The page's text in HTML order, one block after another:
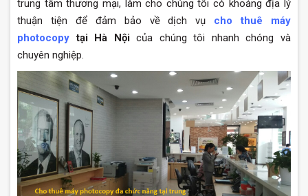
trung tâm thương mại, làm cho chúng tôi có khoảng địa lý
thuận tiện để đảm bảo về dịch vụ cho thuê máy
photocopy tại Hà Nộicủa chúng tôi nhanh chóng và
chuyên nghiệp.